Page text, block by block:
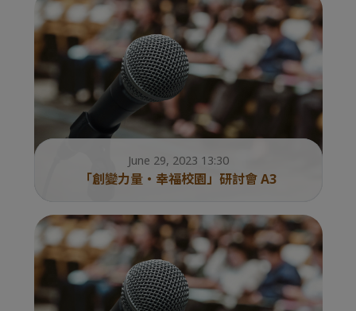
June 29, 2023 13:30
「創變力量・幸福校園」研討會 A3